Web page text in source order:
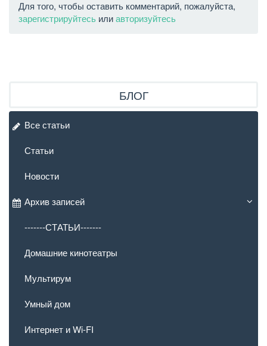
Для того, чтобы оставить комментарий, пожалуйста,
зарегистрируйтесь илиавторизуйтесь
БЛОГ
Все статьи
Статьи
Новости
Архив записей
-------СТАТЬИ-------
Домашние кинотеатры
Мультирум
Умный дом
Интернет и Wi-FI